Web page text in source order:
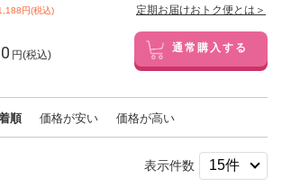
円(税込) 定期お届けおトク便とは＞
円(税込) 通常購入する
順 価格が安い 価格が高い
表示件数